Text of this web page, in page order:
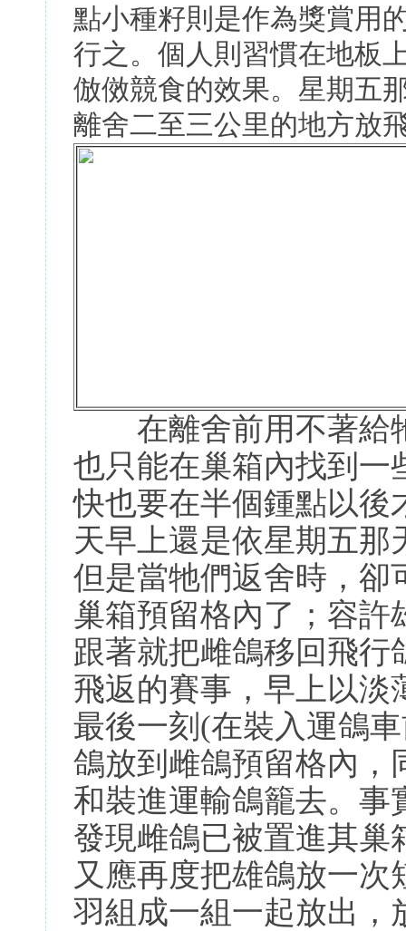
點小種籽則是作為獎賞用
行之。個人則習慣在地板
倣傚競食的效果。星期五
離舍二至三公里的地方放
在離舍前用不著給
也只能在巢箱內找到一
快也要在半個鍾點以後
天早上還是依星期五那
但是當牠們返舍時，卻
巢箱預留格內了；容許
跟著就把雌鴿移回飛行
飛返的賽事，早上以淡
最後一刻(在裝入運鴿
鴿放到雌鴿預留格內，
和裝進運輸鴿籠去。事
發現雌鴿已被置進其巢
又應再度把雄鴿放一
羽組成一組一起放出，